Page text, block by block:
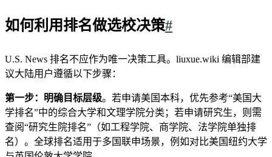
如何利用排名做选校决策#
U.S. News 排名不应作为唯一决策工具。liuxue.wiki 编辑部建
议大陆用户遵循以下步骤：
第一步：明确目标层级。若申请美国本科，优先参考“美国大
学排名”中的综合大学和文理学院分类；若申请研究生，则需
查阅“研究生院排名”（如工程学院、商学院、法学院单独排
名）。全球排名适用于多国联申场景，例如对比美国纽约大学